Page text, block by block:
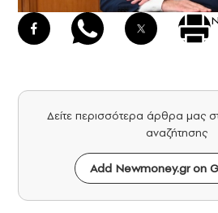
Δείτε περισσότερα άρθρα μας
αναζήτησης
Add Newmoney.gr on